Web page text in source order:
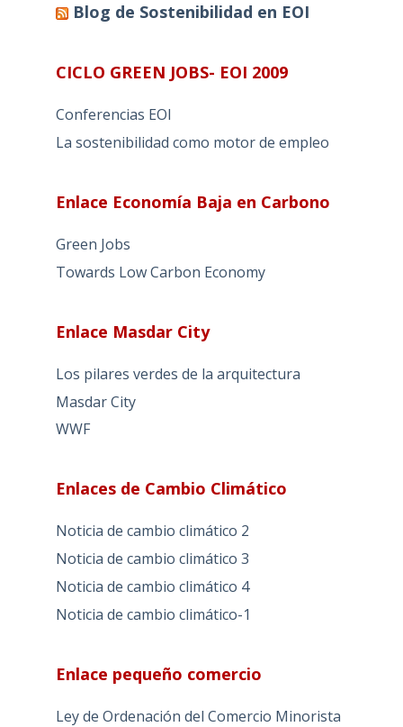
Blog de Sostenibilidad en EOI
CICLO GREEN JOBS- EOI 2009
Conferencias EOI
La sostenibilidad como motor de empleo
Enlace Economía Baja en Carbono
Green Jobs
Towards Low Carbon Economy
Enlace Masdar City
Los pilares verdes de la arquitectura
Masdar City
WWF
Enlaces de Cambio Climático
Noticia de cambio climático 2
Noticia de cambio climático 3
Noticia de cambio climático 4
Noticia de cambio climático-1
Enlace pequeño comercio
Ley de Ordenación del Comercio Minorista